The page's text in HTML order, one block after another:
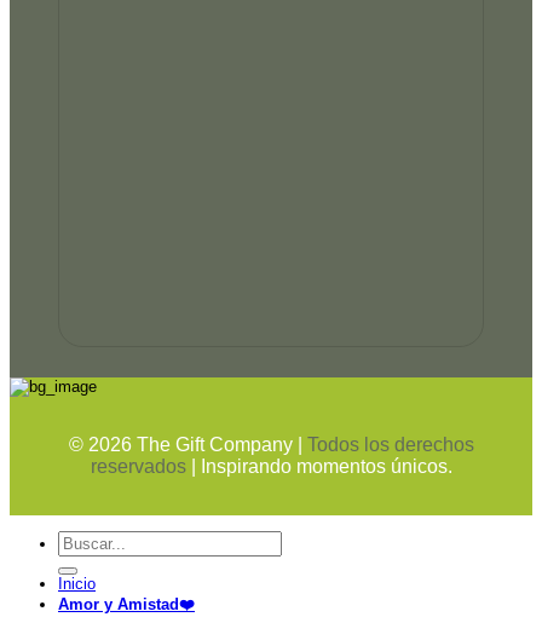
© 2026The Gift Company | Todos los derechos
reservados
| Inspirando momentos únicos.
Buscar
por:
Inicio
Amor y Amistad❤️